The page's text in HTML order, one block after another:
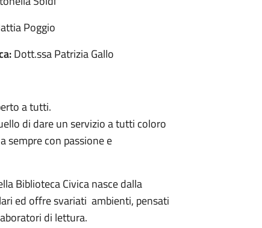
Poggio
Dott.ssa Patrizia Gallo
a tutti.
di dare un servizio a tutti coloro
sempre con passione e
Biblioteca Civica nasce dalla
ed offre svariati ambienti, pensati
di lettura.